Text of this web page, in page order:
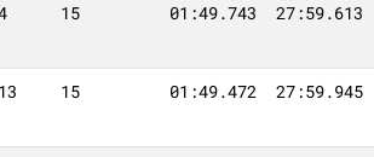
15 01:49.743 27:59.613
13 15 01:49.472 27:59.945